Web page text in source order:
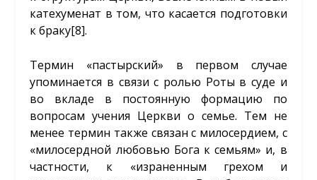
катехуменат в том, что касается подготовки
к браку[8].
Термин «пастырский» в первом случае
упоминается в связи с ролью Роты в суде и
во вкладе в постоянную формацию по
вопросам учения Церкви о семье. Тем не
менее термин также связан с милосердием, с
«милосердной любовью Бога к семьям» и, в
частности, к «израненным грехом и